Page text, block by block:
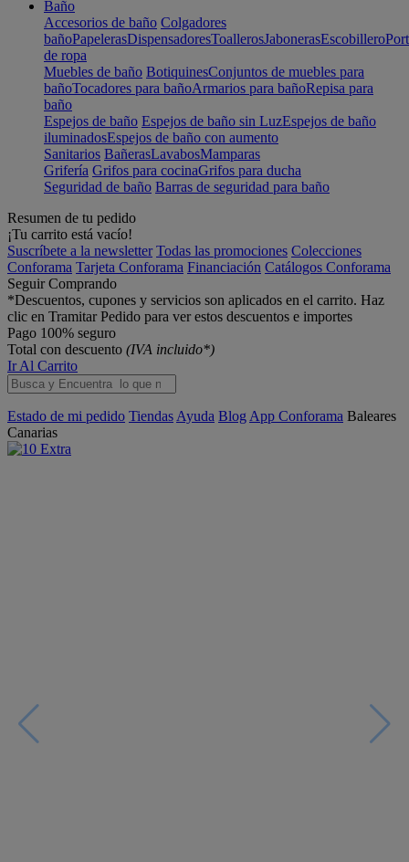
Baño
Accesorios de baño Colgadores
bañoPapelerasDispensadoresToallerosJabonerasEscobillero
de ropa
Muebles de baño BotiquinesConjuntos de muebles para
bañoTocadores para bañoArmarios para bañoRepisa para
baño
Espejos de baño Espejos de baño sin LuzEspejos de baño
iluminadosEspejos de baño con aumento
Sanitarios BañerasLavabosMamparas
Grifería Grifos para cocinaGrifos para ducha
Seguridad de baño Barras de seguridad para baño
Resumen de tu pedido
¡Tu carrito está vacío!
Suscríbete a la newsletter Todas las promociones Colecciones
Conforama Tarjeta Conforama Financiación Catálogos Conforama
Seguir Comprando
*Descuentos, cupones y servicios son aplicados en el carrito. Haz
clic en Tramitar Pedido para ver estos descuentos e importes
Pago 100% seguro
Total con descuento (IVA incluido*)
Ir Al Carrito
Estado de mi pedido Tiendas Ayuda Blog App Conforama Baleares
Canarias